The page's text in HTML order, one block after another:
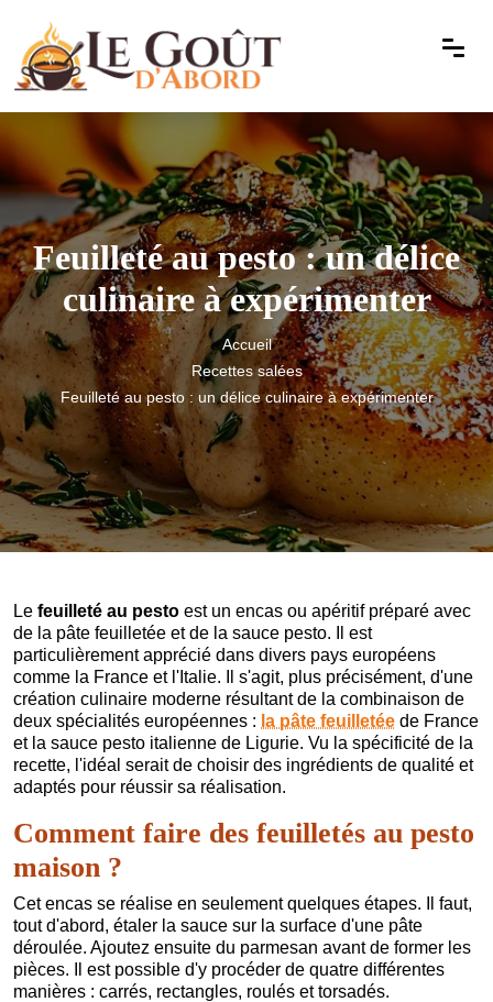
Feuilleté au pesto : un délice
culinaire à expérimenter
Accueil
Recettes salées
Feuilleté au pesto : un délice culinaire à expérimenter
Le feuilleté au pesto est un encas ou apéritif préparé avec
de la pâte feuilletée et de la sauce pesto. Il est
particulièrement apprécié dans divers pays européens
comme la France et l'Italie. Il s'agit, plus précisément, d'une
création culinaire moderne résultant de la combinaison de
deux spécialités européennes : la pâte feuilletée de France
et la sauce pesto italienne de Ligurie. Vu la spécificité de la
recette, l'idéal serait de choisir des ingrédients de qualité et
adaptés pour réussir sa réalisation.
Comment faire des feuilletés au pesto
maison ?
Cet encas se réalise en seulement quelques étapes. Il faut,
tout d'abord, étaler la sauce sur la surface d'une pâte
déroulée. Ajoutez ensuite du parmesan avant de former les
pièces. Il est possible d'y procéder de quatre différentes
manières : carrés, rectangles, roulés et torsadés.